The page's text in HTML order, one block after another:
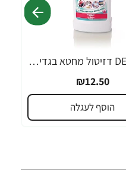
DESYTOL דזיטול מחטא בגדים תוסף משמיד חיידים ללא הרתחה 500 גרם - מבית יעקבי
₪12.50
הוסף לעגלה